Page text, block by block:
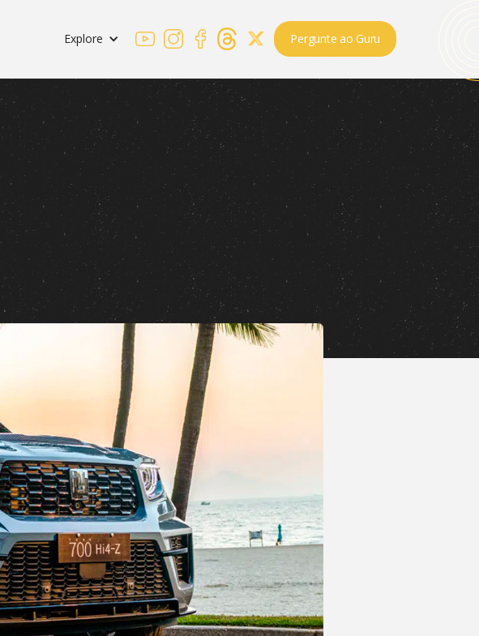
Explore Pergunte ao Guru